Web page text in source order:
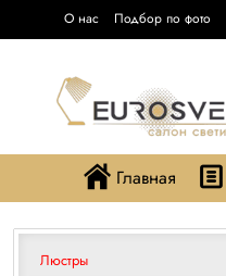
О нас Подбор по фото
Главная
Люстры